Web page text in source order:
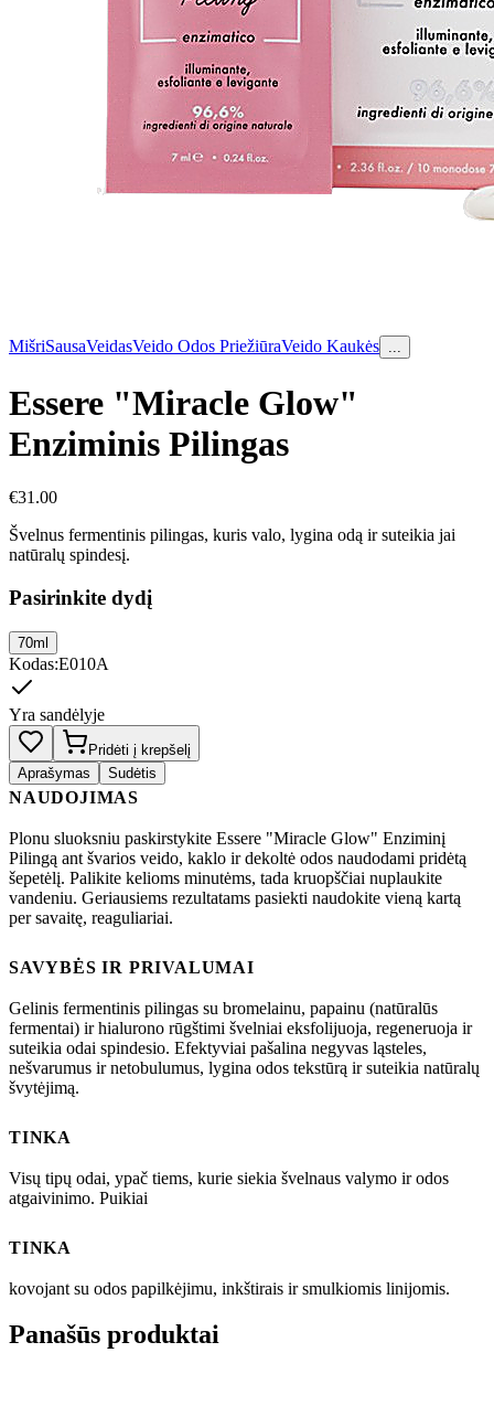
MišriSausaVeidasVeido Odos PriežiūraVeido Kaukės ...
Essere "Miracle Glow"
Enziminis Pilingas
€31.00
Švelnus fermentinis pilingas, kuris valo, lygina odą ir suteikia jai
natūralų spindesį.
Pasirinkite dydį
70ml
Kodas:E010A
Yra sandėlyje
Pridėti į krepšelį
Aprašymas
Sudėtis
NAUDOJIMAS
Plonu sluoksniu paskirstykite Essere "Miracle Glow" Enziminį
Pilingą ant švarios veido, kaklo ir dekoltė odos naudodami pridėtą
šepetėlį. Palikite kelioms minutėms, tada kruopščiai nuplaukite
vandeniu. Geriausiems rezultatams pasiekti naudokite vieną kartą
per savaitę, reaguliariai.
SAVYBĖS IR PRIVALUMAI
Gelinis fermentinis pilingas su bromelainu, papainu (natūralūs
fermentai) ir hialurono rūgštimi švelniai eksfolijuoja, regeneruoja ir
suteikia odai spindesio. Efektyviai pašalina negyvas ląsteles,
nešvarumus ir netobulumus, lygina odos tekstūrą ir suteikia natūralų
švytėjimą.
TINKA
Visų tipų odai, ypač tiems, kurie siekia švelnaus valymo ir odos
atgaivinimo. Puikiai
TINKA
kovojant su odos papilkėjimu, inkštirais ir smulkiomis linijomis.
Panašūs produktai